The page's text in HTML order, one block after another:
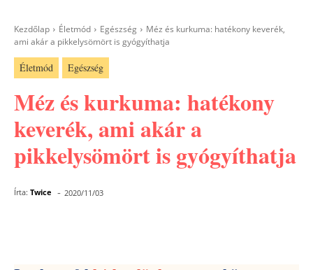
Kezdőlap Életmód Egészség
Méz és kurkuma: hatékony keverék,
ami akár a pikkelysömört is gyógyíthatja
Életmód Egészség
Méz és kurkuma: hatékony
keverék, ami akár a
pikkelysömört is gyógyíthatja
Írta: Twice - 2020/11/03